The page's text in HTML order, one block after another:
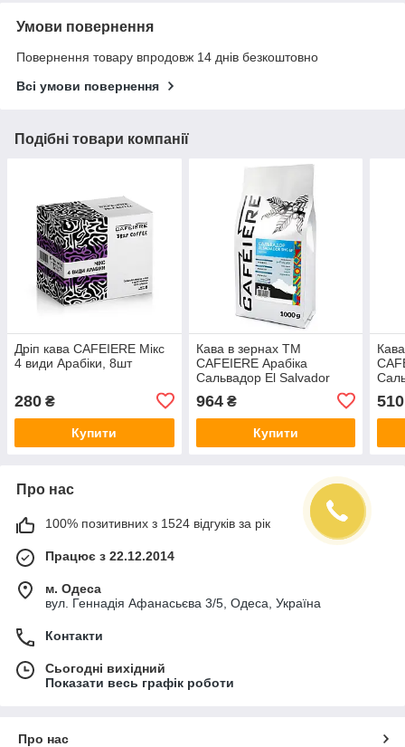
Умови повернення
Повернення товару впродовж 14 днів безкоштовно
Всі умови повернення
Подібні товари компанії
Дріп кава CAFEIERE Мікс
4 види Арабіки, 8шт
280 ₴
Купити
Кава в зернах TM
CAFEIERE Арабіка
Сальвадор El Salvador
964₴
Купити
510
Про нас
100% позитивних з 1524 відгуків за рік
Працює з 22.12.2014
м. Одеса
вул. Геннадія Афанасьєва 3/5, Одеса, Україна
Контакти
Сьогодні вихідний
Показати весь графік роботи
Про нас